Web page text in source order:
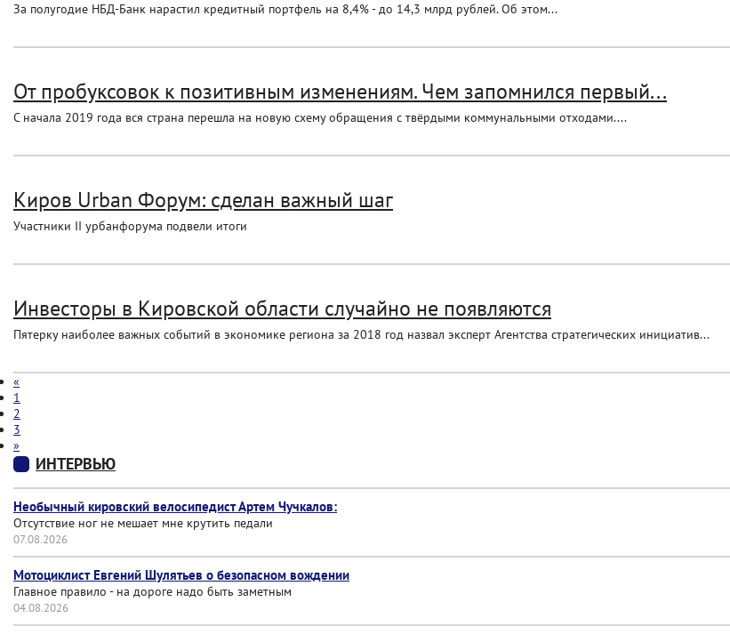
За полугодие НБД-Банк нарастил кредитный портфель на 8,4% - до 14,3 млрд рублей. Об этом...
От пробуксовок к позитивным изменениям. Чем запомнился первый...
С начала 2019 года вся страна перешла на новую схему обращения с твёрдыми коммунальными отходами....
Киров Urban Форум: сделан важный шаг
Участники II урбанфорума подвели итоги
Инвесторы в Кировской области случайно не появляются
Пятерку наиболее важных событий в экономике региона за 2018 год назвал эксперт Агентства стратегических инициатив...
«
1
2
3
»
ИНТЕРВЬЮ
Необычный кировский велосипедист Артем Чучкалов:
Отсутствие ног не мешает мне крутить педали
07.08.2026
Мотоциклист Евгений Шулятьев о безопасном вождении
Главное правило - на дороге надо быть заметным
04.08.2026